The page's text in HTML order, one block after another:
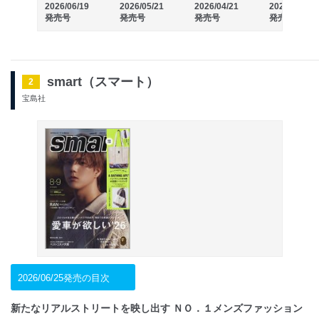
2026/06/19
発売号
2026/05/21
発売号
2026/04/21
発売号
2026/03/19
発売号
2 smart（スマート）
宝島社
2026/06/25発売の目次
新たなリアルストリートを映し出す ＮＯ．１メンズファッション